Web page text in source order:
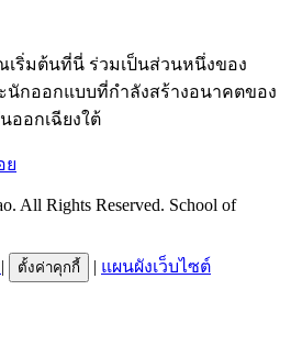
เริ่มต้นที่นี่ ร่วมเป็นส่วนหนึ่งของ
กออกแบบที่กำลังสร้างอนาคตของ
ออกเฉียงใต้
ย
All Rights Reserved. School of
| ตั้งค่าคุกกี้ | แผนผังเว็บไซต์